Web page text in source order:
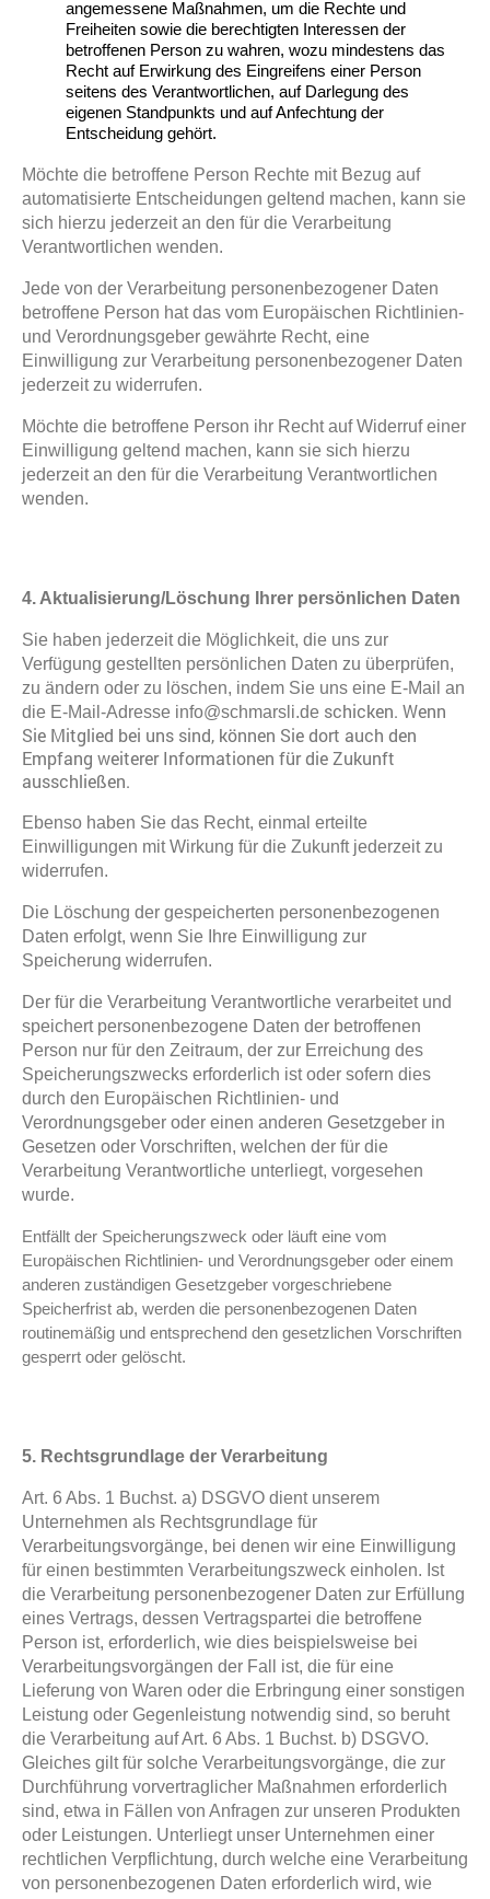
angemessene Maßnahmen, um die Rechte und
Freiheiten sowie die berechtigten Interessen der
betroffenen Person zu wahren, wozu mindestens das
Recht auf Erwirkung des Eingreifens einer Person
seitens des Verantwortlichen, auf Darlegung des
eigenen Standpunkts und auf Anfechtung der
Entscheidung gehört.
Möchte die betroffene Person Rechte mit Bezug auf
automatisierte Entscheidungen geltend machen, kann sie
sich hierzu jederzeit an den für die Verarbeitung
Verantwortlichen wenden.
Jede von der Verarbeitung personenbezogener Daten
betroffene Person hat das vom Europäischen Richtlinien-
und Verordnungsgeber gewährte Recht, eine
Einwilligung zur Verarbeitung personenbezogener Daten
jederzeit zu widerrufen.
Möchte die betroffene Person ihr Recht auf Widerruf einer
Einwilligung geltend machen, kann sie sich hierzu
jederzeit an den für die Verarbeitung Verantwortlichen
wenden.
4. Aktualisierung/Löschung Ihrer persönlichen Daten
Sie haben jederzeit die Möglichkeit, die uns zur
Verfügung gestellten persönlichen Daten zu überprüfen,
zu ändern oder zu löschen, indem Sie uns eine E-Mail an
die E-Mail-Adresse info@schmarsli.de schicken. Wenn
Sie Mitglied bei uns sind, können Sie dort auch den
Empfang weiterer Informationen für die Zukunft
ausschließen.
Ebenso haben Sie das Recht, einmal erteilte
Einwilligungen mit Wirkung für die Zukunft jederzeit zu
widerrufen.
Die Löschung der gespeicherten personenbezogenen
Daten erfolgt, wenn Sie Ihre Einwilligung zur
Speicherung widerrufen.
Der für die Verarbeitung Verantwortliche verarbeitet und
speichert personenbezogene Daten der betroffenen
Person nur für den Zeitraum, der zur Erreichung des
Speicherungszwecks erforderlich ist oder sofern dies
durch den Europäischen Richtlinien- und
Verordnungsgeber oder einen anderen Gesetzgeber in
Gesetzen oder Vorschriften, welchen der für die
Verarbeitung Verantwortliche unterliegt, vorgesehen
wurde.
Entfällt der Speicherungszweck oder läuft eine vom
Europäischen Richtlinien- und Verordnungsgeber oder einem
anderen zuständigen Gesetzgeber vorgeschriebene
Speicherfrist ab, werden die personenbezogenen Daten
routinemäßig und entsprechend den gesetzlichen Vorschriften
gesperrt oder gelöscht.
5. Rechtsgrundlage der Verarbeitung
Art. 6 Abs. 1 Buchst. a) DSGVO dient unserem
Unternehmen als Rechtsgrundlage für
Verarbeitungsvorgänge, bei denen wir eine Einwilligung
für einen bestimmten Verarbeitungszweck einholen. Ist
die Verarbeitung personenbezogener Daten zur Erfüllung
eines Vertrags, dessen Vertragspartei die betroffene
Person ist, erforderlich, wie dies beispielsweise bei
Verarbeitungsvorgängen der Fall ist, die für eine
Lieferung von Waren oder die Erbringung einer sonstigen
Leistung oder Gegenleistung notwendig sind, so beruht
die Verarbeitung auf Art. 6 Abs. 1 Buchst. b) DSGVO.
Gleiches gilt für solche Verarbeitungsvorgänge, die zur
Durchführung vorvertraglicher Maßnahmen erforderlich
sind, etwa in Fällen von Anfragen zur unseren Produkten
oder Leistungen. Unterliegt unser Unternehmen einer
rechtlichen Verpflichtung, durch welche eine Verarbeitung
von personenbezogenen Daten erforderlich wird, wie